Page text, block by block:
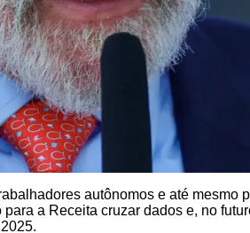
autônomos e até mesmo
a Receita cruzar dados e, no